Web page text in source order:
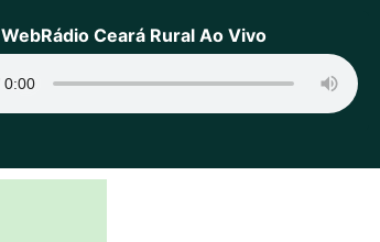
WebRádio Ceará Rural Ao Vivo